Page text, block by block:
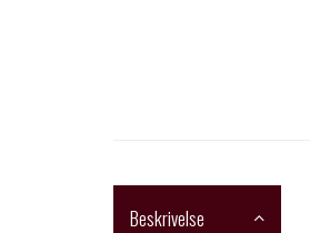
Beskrivelse